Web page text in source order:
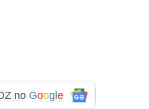
no Google